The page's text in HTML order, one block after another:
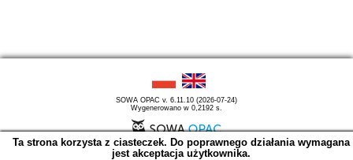
SOWA OPAC v. 6.11.10 (2026-07-24)
Wygenerowano w 0,2192 s.
Ta strona korzysta z ciasteczek. Do poprawnego działania wymagana
jest akceptacja użytkownika.